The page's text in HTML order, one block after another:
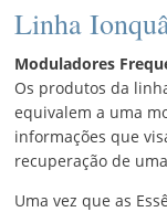
Linha
Moduladores
Os produtos da
equivalem a uma
informações que
recuperação de
Uma vez que as